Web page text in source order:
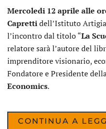
Mercoledi 12 aprile alle
Caprettidell’Istituto
l’incontro dal titolo “La
relatore sarà l’autore del
imprenditore visionario,
Fondatore e Presidente
Economics.
CONTINUA A